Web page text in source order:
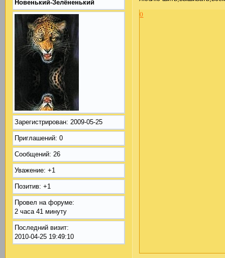
Новенький-Зелёненький
Зарегистрирован: 2009-05-25
Приглашений: 0
Сообщений: 26
Уважение: +1
Позитив: +1
Провел на форуме:
2 часа 41 минуту
Последний визит:
2010-04-25 19:49:10
0